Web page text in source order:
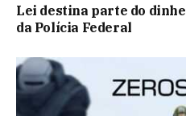
Lei destina parte do
da Polícia Federal